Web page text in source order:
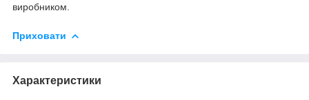
виробником.
Приховати
Характеристики